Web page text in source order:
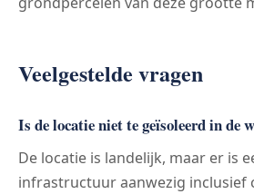
Veelgestelde vragen
Is de locatie niet te geïsoleerd in de
De locatie is landelijk, maar er is
infrastructuur aanwezig inclusief